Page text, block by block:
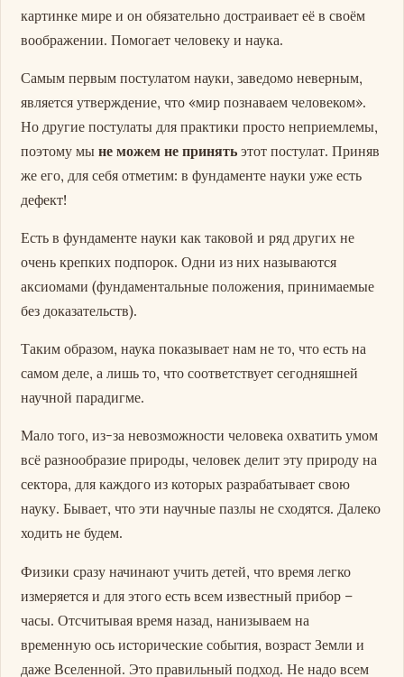
картинке мире и он обязательно достраивает её в своём
воображении. Помогает человеку и наука.
Самым первым постулатом науки, заведомо неверным,
является утверждение, что «мир познаваем человеком».
Но другие постулаты для практики просто неприемлемы,
поэтому мыне можем не принятьэтот постулат. Приняв
же его, для себя отметим: в фундаменте науки уже есть
дефект!
Есть в фундаменте науки как таковой и ряд других не
очень крепких подпорок. Одни из них называются
аксиомами (фундаментальные положения, принимаемые
без доказательств).
Таким образом, наука показывает нам не то, что есть на
самом деле, а лишь то, что соответствует сегодняшней
научной парадигме.
Мало того, из-за невозможности человека охватить умом
всё разнообразие природы, человек делит эту природу на
сектора, для каждого из которых разрабатывает свою
науку. Бывает, что эти научные пазлы не сходятся. Далеко
ходить не будем.
Физики сразу начинают учить детей, что время легко
измеряется и для этого есть всем известный прибор –
часы. Отсчитывая время назад, нанизываем на
временную ось исторические события, возраст Земли и
даже Вселенной. Это правильный подход. Не надо всем